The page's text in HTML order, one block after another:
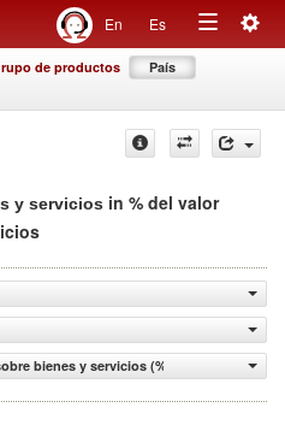
En Es
Toggle
de productos País
y servicios in % del valor
bienes y servicios (% del valor